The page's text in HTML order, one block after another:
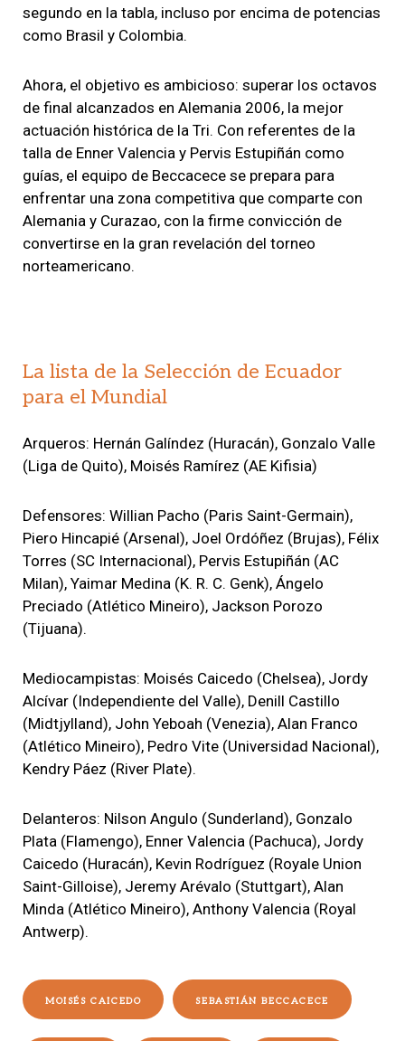
segundo en la tabla, incluso por encima de potencias
como Brasil y Colombia.
Ahora, el objetivo es ambicioso: superar los octavos
de final alcanzados en Alemania 2006, la mejor
actuación histórica de la Tri. Con referentes de la
talla de Enner Valencia y Pervis Estupiñán como
guías, el equipo de Beccacece se prepara para
enfrentar una zona competitiva que comparte con
Alemania y Curazao, con la firme convicción de
convertirse en la gran revelación del torneo
norteamericano.
La lista de la Selección de Ecuador
para el Mundial
Arqueros: Hernán Galíndez (Huracán), Gonzalo Valle
(Liga de Quito), Moisés Ramírez (AE Kifisia)
Defensores: Willian Pacho (Paris Saint-Germain),
Piero Hincapié (Arsenal), Joel Ordóñez (Brujas), Félix
Torres (SC Internacional), Pervis Estupiñán (AC
Milan), Yaimar Medina (K. R. C. Genk), Ángelo
Preciado (Atlético Mineiro), Jackson Porozo
(Tijuana).
Mediocampistas: Moisés Caicedo (Chelsea), Jordy
Alcívar (Independiente del Valle), Denill Castillo
(Midtjylland), John Yeboah (Venezia), Alan Franco
(Atlético Mineiro), Pedro Vite (Universidad Nacional),
Kendry Páez (River Plate).
Delanteros: Nilson Angulo (Sunderland), Gonzalo
Plata (Flamengo), Enner Valencia (Pachuca), Jordy
Caicedo (Huracán), Kevin Rodríguez (Royale Union
Saint-Gilloise), Jeremy Arévalo (Stuttgart), Alan
Minda (Atlético Mineiro), Anthony Valencia (Royal
Antwerp).
MOISÉS CAICEDO SEBASTIÁN BECCACECE